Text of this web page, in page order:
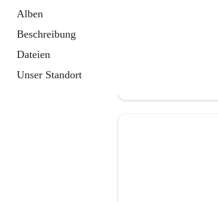
Alben
Beschreibung
Dateien
Unser Standort